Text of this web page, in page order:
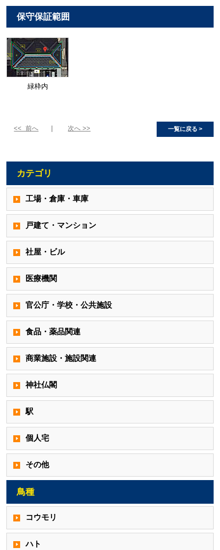
保守保証範囲
緑枠内
<< 前へ 次へ >> 一覧に戻る >
カテゴリ
工場・倉庫・車庫
戸建て・マンション
社屋・ビル
医療機関
官公庁・学校・公共施設
食品・薬品関連
商業施設・施設関連
神社仏閣
駅
個人宅
その他
鳥種
コウモリ
ハト